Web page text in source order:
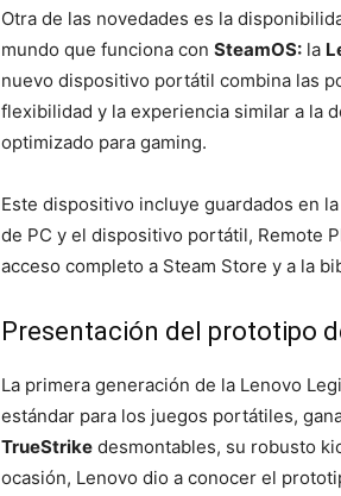
Otra de las novedades es la
mundo que funciona con SteamOS: la
nuevo dispositivo portátil combina las
flexibilidad y la experiencia similar a la
optimizado para gaming.
Este dispositivo incluye guardados en
de PC y el dispositivo portátil, Remote
acceso completo a Steam Store y a la
Presentación del prototipo
La primera generación de la Lenovo
estándar para los juegos portátiles,
TrueStrike desmontables, su robusto
ocasión, Lenovo dio a conocer el